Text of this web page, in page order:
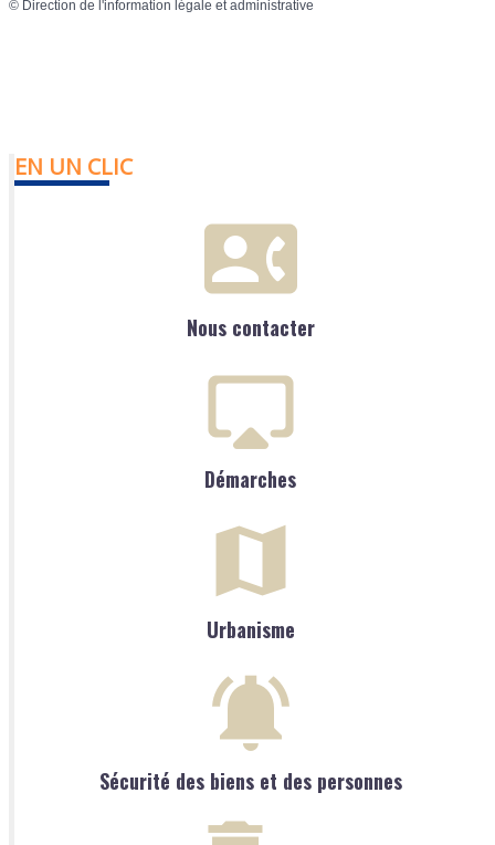
© Direction de l'information légale et administrative
EN UN CLIC
Nous contacter
Démarches
Urbanisme
Sécurité des biens et des personnes